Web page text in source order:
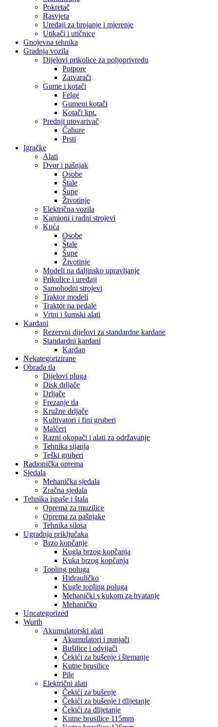
Pokretač
Rasvjeta
Uređaji za brojanje i mjerenje
Utikači i utičnice
Gnojevna tehnika
Gradnja vozila
Dijelovi prikolice za poljoprivredu
Potpore
Zatvarači
Gume i kotači
Felge
Gumeni kotači
Kotači kpt.
Prednji utovarivač
Čahure
Prsti
Igračke
Alati
Dvor i pašnjak
Osobe
Štale
Šupe
Životinje
Električna vozila
Kamioni i radni strojevi
Kuća
Osobe
Štale
Šupe
Životinje
Modeli na daljinsko upravljanje
Prikolice i uređaji
Samohodni strojevi
Traktor modeli
Traktor na pedale
Vrtni i šumski alati
Kardani
Rezervni dijelovi za standardne kardane
Standardni kardani
Kardan
Nekategorizirane
Obrada tla
Dijelovi pluga
Disk drljače
Drljače
Frezanje tla
Kružne drljače
Kultivatori i fini gruberi
Malčeri
Razni okopači i alati za održavanje
Tehnika sijanja
Teški gruberi
Radionička oprema
Sjedala
Mehanička sjedala
Zračna sjedala
Tehnika ispaše i štala
Oprema za muzilice
Oprema za pašnjake
Tehnika silosa
Ugradnja priključaka
Brzo kopčanje
Kugla brzog kopčanja
Kuka brzog kopčanja
Topling poluga
Hidrauličko
Kugle topling poluga
Mehanički s kukom za hvatanje
Mehaničko
Uncategorized
Wurth
Akumulatorski alati
Akumulatori i punjači
Bušilice i odvijači
Čekići za bušenje i štemanje
Kutne brusilice
Pile
Električni alati
Čekići za bušenje
Čekići za bušenje i dlijetanje
Čekići za dlijetanje
Kutne brusilice 115mm